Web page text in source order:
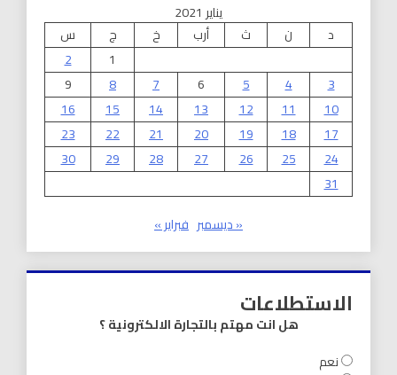
يناير 2021
د
ن ث أرب خ ج
س
1
2
3
4
5
6
7
8
9
10
11
12
13
14
15
16
17
18
19
20
21
22
23
24
25
26
27
28
29
30
31
« ديسمبر فبراير »
الاستطلاعات
هل انت مهتم بالتجارة الالكترونية ؟
نعم